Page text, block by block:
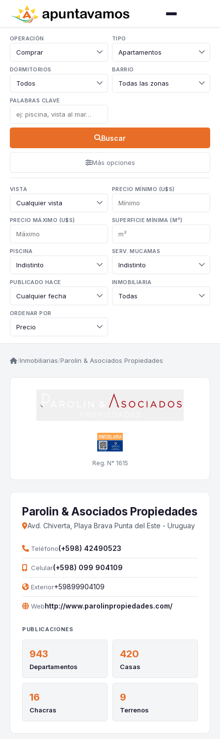
OPERACIÓN TIPO
DORMITORIOS BARRIO
PALABRAS CLAVE
Buscar
Más opciones
VISTA PRECIO MÍNIMO (U$S)
PRECIO MÁXIMO (U$S) SUPERFICIE MÍNIMA (M²)
PISCINA SERV. MUCAMAS
PUBLICADO HACE INMOBILIARIA
ORDENAR POR
/Inmobiliarias/Parolin & Asociados Propiedades
Reg. N° 1615
Parolin & Asociados Propiedades
Avd. Chiverta, Playa Brava Punta del Este - Uruguay
Teléfono(+598) 42490523
Celular(+598) 099 904109
Exterior+59899904109
Webhttp://www.parolinpropiedades.com/
PUBLICACIONES
943
Departamentos
420
Casas
16
Chacras
9
Terrenos